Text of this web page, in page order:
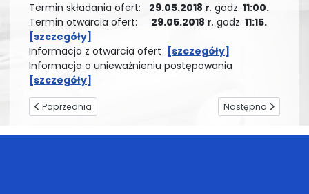
Termin składania ofert: 29.05.2018 r. godz. 11:00.
Termin otwarcia ofert: 29.05.2018 r. godz. 11:15.
[szczegóły]
Informacja z otwarcia ofert
[szczegóły]
Informacja o unieważnieniu postępowania
[szczegóły]
Poprzednia strona: Nowe taryfy za wodę i odprowadzanie
Poprzednia Następna strona:
Następna